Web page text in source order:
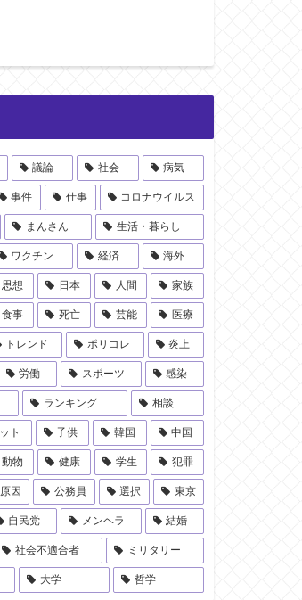
議論 社会 病気
事件 仕事 コロナウイルス
まんさん 生活・暮らし
ワクチン 経済 海外
思想 日本 人間 家族
食事 死亡 芸能 医療
トレンド ポリコレ 炎上
労働 スポーツ 感染
ランキング 相談
ト 子供 韓国 中国
動物 健康 学生 犯罪
原因 公務員 選択 東京
自民党 メンヘラ 結婚
社会不適合者 ミリタリー
大学 哲学